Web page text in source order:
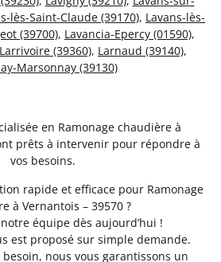
lès-Saint-Claude (39170), Lavans-lès-
(39700), Lavancia-Epercy (01590),
Larrivoire (39360), Larnaud (39140),
Marsonnay (39130)
en Ramonage chaudière à
prêts à intervenir pour répondre à
vos besoins.
rapide et efficace pour Ramonage
à Vernantois – 39570 ?
équipe dès aujourd’hui !
est proposé sur simple demande.
nous vous garantissons un